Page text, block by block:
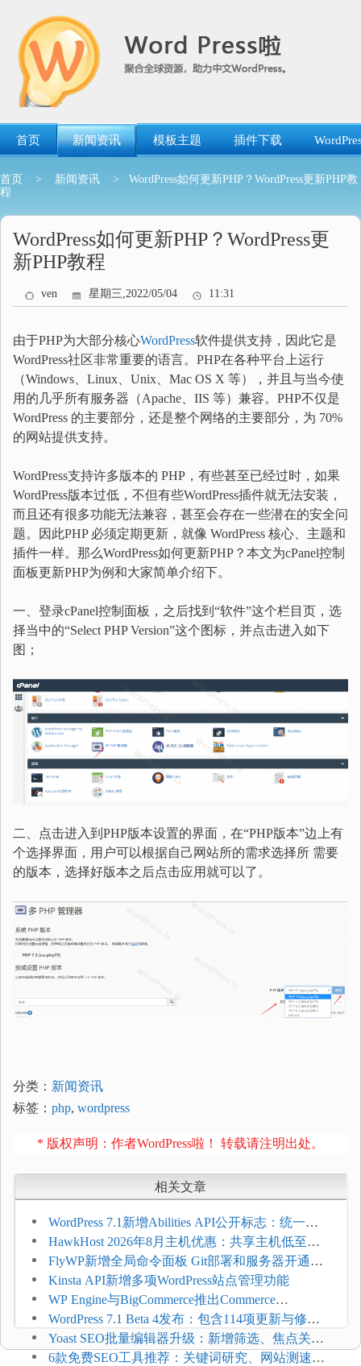
首页 新闻资讯 模板主题 插件下载
首页 > 新闻资讯
> WordPress如何更新PHP？WordPress更新PHP教
程
WordPress如何更新PHP？WordPress更
新PHP教程
ven 星期三,2022/05/04 11:31
由于PHP为大部分核心WordPress软件提供支持，因此它是
WordPress社区非常重要的语言。PHP在各种平台上运行
（Windows、Linux、Unix、Mac OS X 等），并且与当今使
用的几乎所有服务器（Apache、IIS 等）兼容。PHP不仅是
WordPress 的主要部分，还是整个网络的主要部分，为 70%
的网站提供支持。
WordPress支持许多版本的 PHP，有些甚至已经过时，如果
WordPress版本过低，不但有些WordPress插件就无法安装，
而且还有很多功能无法兼容，甚至会存在一些潜在的安全问
题。因此PHP 必须定期更新，就像 WordPress 核心、主题和
插件一样。那么WordPress如何更新PHP？本文为cPanel控制
面板更新PHP为例和大家简单介绍下。
一、登录cPanel控制面板，之后找到“软件”这个栏目页，选
择当中的“Select PHP Version”这个图标，并点击进入如下
图；
二、点击进入到PHP版本设置的界面，在“PHP版本”边上有
个选择界面，用户可以根据自己网站所的需求选择所 需要
的版本，选择好版本之后点击应用就可以了。
分类： 新闻资讯
标签： php, wordpress
* 版权声明：作者WordPress啦！ 转载请注明出处。
相关文章
WordPress 7.1新增Abilities API公开标志：统一支
持REST API、MCP与AI代理
HawkHost 2026年8月主机优惠：共享主机低至
$2.61/月，高性能主机同步折扣
FlyWP新增全局命令面板 Git部署和服务器开通更
方便
Kinsta API新增多项WordPress站点管理功能
WP Engine与BigCommerce推出Commerce
Connect：WordPress商店可保留前台体验并扩展电
商能力
WordPress 7.1 Beta 4发布：包含114项更新与修
复，仅建议在测试环境体验
Yoast SEO批量编辑器升级：新增筛选、焦点关键
词与AI元数据草稿
6款免费SEO工具推荐：关键词研究、网站测速与